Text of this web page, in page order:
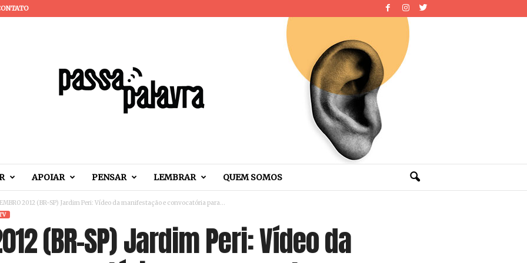
APOIAR PENSAR LEMBRAR QUEM SOMOS
2012 (BR-SP) Jardim Peri: Vídeo da manifestação e convocatória para...
(BR-SP) Jardim Peri: Vídeo da